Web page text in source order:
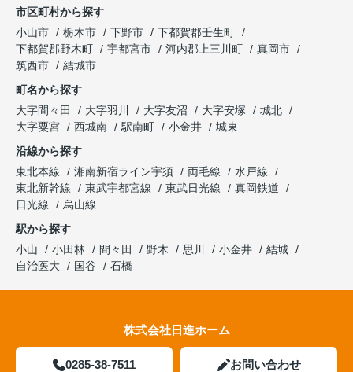
市区町村から探す
小山市
栃木市 下野市
下都賀郡壬生町
下都賀郡野木町
宇都宮市 河内郡上三川町
真岡市
筑西市
結城市
町名から探す
大字間々田
大字羽川 大字友沼 大字安塚
城北
大字粟宮
西城南 駅南町 小金井
城東
沿線から探す
東北本線
湘南新宿ライン宇須 両毛線
水戸線
東北新幹線
東武宇都宮線 東武日光線
真岡鉄道
日光線
烏山線
駅から探す
小山
小田林 間々田 野木 思川 小金井
結城
自治医大
国谷 石橋
株式会社日進ホーム
0285-38-7511 お問い合わせ